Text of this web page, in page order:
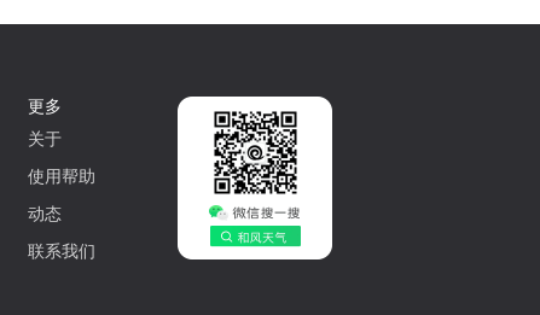
更多
关于
使用帮助
动态
联系我们